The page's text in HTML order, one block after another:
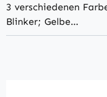
3 verschiedenen
Blinker; Gelbe…